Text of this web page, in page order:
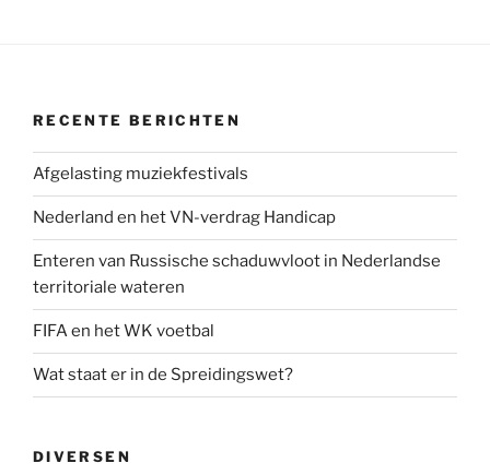
RECENTE BERICHTEN
Afgelasting muziekfestivals
Nederland en het VN-verdrag Handicap
Enteren van Russische schaduwvloot in Nederlandse
territoriale wateren
FIFA en het WK voetbal
Wat staat er in de Spreidingswet?
DIVERSEN